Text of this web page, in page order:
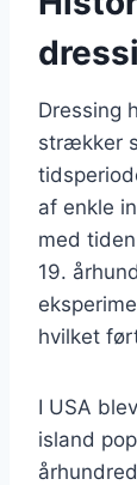
Dressing
strækker
af enkle
med
19.
hvilket
I USA
island